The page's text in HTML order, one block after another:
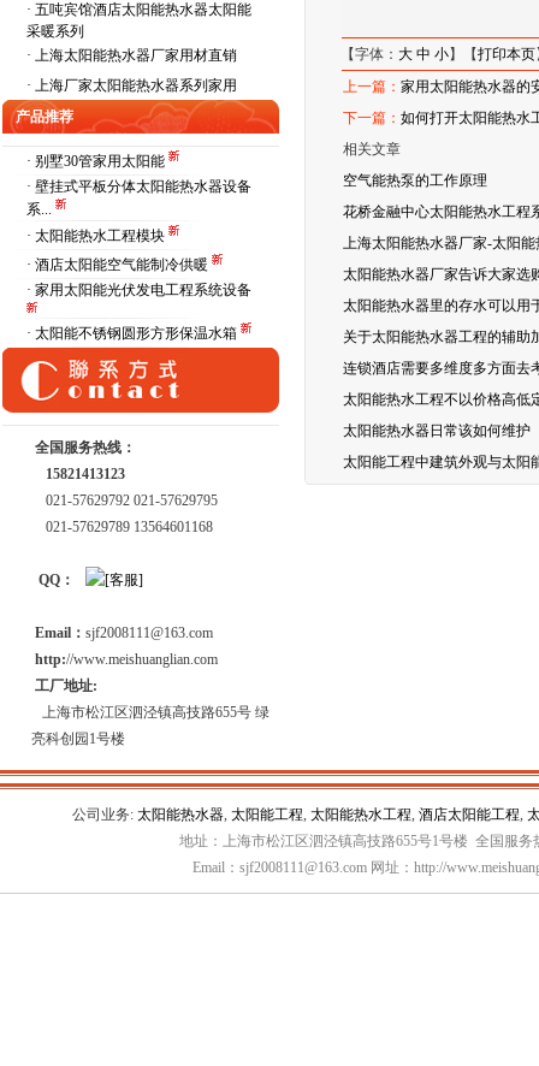
· 五吨宾馆酒店太阳能热水器太阳能
采暖系列
· 上海太阳能热水器厂家用材直销
· 上海厂家太阳能热水器系列家用
产品推荐
· 别墅30管家用太阳能
· 壁挂式平板分体太阳能热水器设备
系...
· 太阳能热水工程模块
· 酒店太阳能空气能制冷供暖
· 家用太阳能光伏发电工程系统设备
· 太阳能不锈钢圆形方形保温水箱
全国服务热线：
15821413123
021-57629792 021-57629795
021-57629789 13564601168
QQ：
Email： sjf2008111@163.com
http://www.meishuanglian.com
工厂地址:
上海市松江区泗泾镇高技路655号 绿
亮科创园1号楼
【字体：大 中 小】【打印本页
上一篇：家用太阳能热水器的
下一篇：如何打开太阳能热水
相关文章
空气能热泵的工作原理
花桥金融中心太阳能热水工程
上海太阳能热水器厂家-太阳
太阳能热水器厂家告诉大家选
太阳能热水器里的存水可以用
关于太阳能热水器工程的辅助
连锁酒店需要多维度多方面去
太阳能热水工程不以价格高低
太阳能热水器日常该如何维护
太阳能工程中建筑外观与太阳
公司业务: 太阳能热水器, 太阳能工程, 太阳能热水工程, 酒店太阳能工程,
地址：上海市松江区泗泾镇高技路655号1号楼 全国服务
Email：sjf2008111@163.com 网址：http://